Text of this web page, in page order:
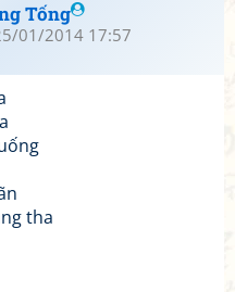
Tống
01/2014 17:57
tha